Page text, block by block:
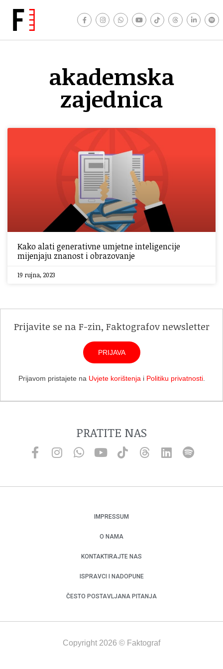
akademska
zajednica
Kako alati generativne umjetne inteligencije
mijenjaju znanost i obrazovanje
19 rujna, 2023
Prijavite se na F-zin, Faktografov newsletter
PRIJAVA
Prijavom pristajete na Uvjete korištenja i Politiku privatnosti.
PRATITE NAS
IMPRESSUM
O NAMA
KONTAKTIRAJTE NAS
ISPRAVCI I NADOPUNE
ČESTO POSTAVLJANA PITANJA
Copyright 2026 © Faktograf